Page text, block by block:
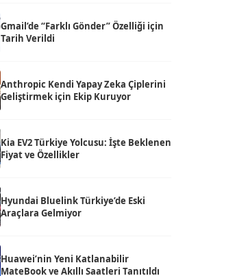
Gmail’de “Farklı Gönder” Özelliği için
Tarih Verildi
Anthropic Kendi Yapay Zeka Çiplerini
Geliştirmek için Ekip Kuruyor
Kia EV2 Türkiye Yolcusu: İşte Beklenen
Fiyat ve Özellikler
Hyundai Bluelink Türkiye’de Eski
Araçlara Gelmiyor
Huawei’nin Yeni Katlanabilir
MateBook ve Akıllı Saatleri Tanıtıldı